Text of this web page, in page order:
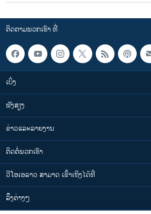
ຕິດຕາມພວກເຮົາ ທີ່
ເບິ່ງ
ຟັງສຽງ
ຂ່າວແລະລາຍງານ
ຕິດຕໍ່ພວກເຮົາ
ວີໂອເອລາວ ສາມາດ ເຂົ້າເຖິງໄດ້ທີ່
​ລິ້ງ​ຕ່າງໆ